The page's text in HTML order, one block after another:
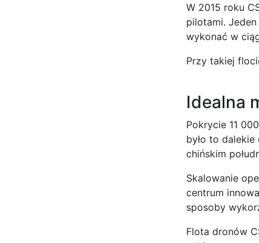
W 2015 roku
pilotami.
wykonać w
Przy takiej
Idealna
Pokrycie 11
było to
chińskim
Skalowanie
centrum
sposoby
Flota dronów